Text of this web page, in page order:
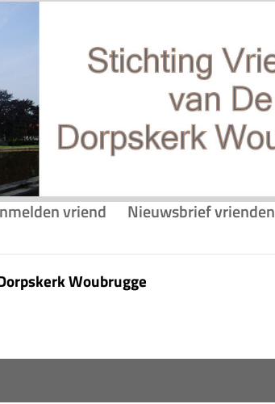
vriend Nieuwsbrief vrienden
Woubrugge